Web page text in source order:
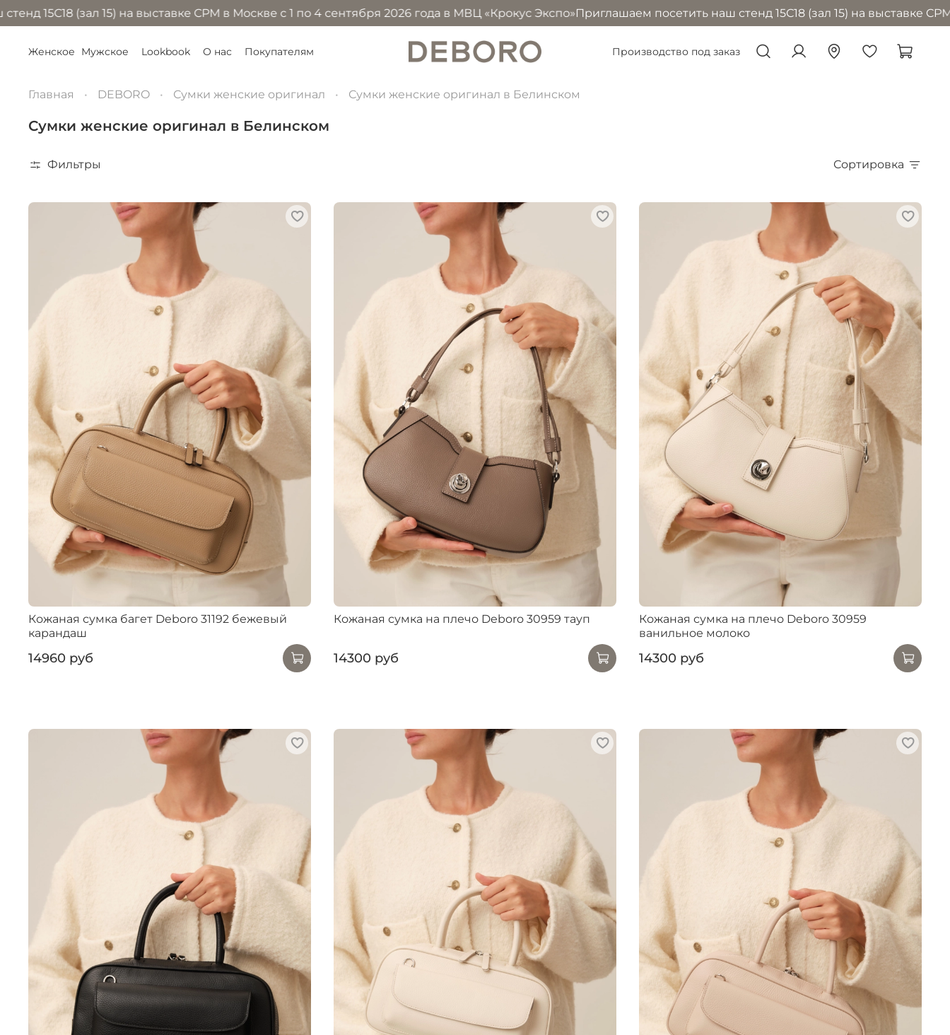
15) на выставке CPM в Москве с 1 по 4 сентября 2026 года в МВЦ «Крокус Экспо»Приглашаем посетить наш стенд 15С18 (зал 15) на выставке CPM в Москве
Производство под заказ
Женское Мужское Lookbook О нас Покупателям
Главная DEBORO Сумки женские оригинал Сумки женские оригинал в Белинском
Сумки женские оригинал в Белинском
Фильтры Сортировка
Кожаная сумка багет Deboro 31192 бежевый
карандаш
14960 руб
Кожаная сумка на плечо Deboro 30959 тауп
14300 руб
Кожаная сумка на плечо Deboro 30959
ванильное молоко
14300 руб